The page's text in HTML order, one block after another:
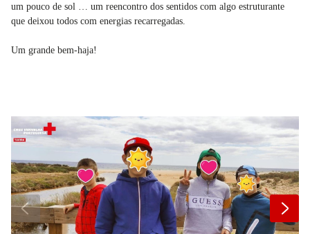
um pouco de sol … um reencontro dos sentidos com algo estruturante
que deixou todos com energias recarregadas.
Um grande bem-haja!